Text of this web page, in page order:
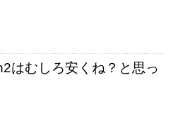
はむしろ安くね？と思っ